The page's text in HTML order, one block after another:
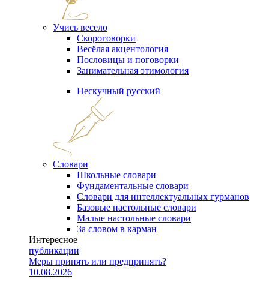
Учись весело
Скороговорки
Весёлая акцентология
Пословицы и поговорки
Занимательная этимология
Нескучный русский
Словари
Школьные словари
Фундаментальные словари
Словари для интеллектуальных гурманов
Базовые настольные словари
Малые настольные словари
За словом в карман
Интересное
публикации
Меры принять или предпринять?
10.08.2026